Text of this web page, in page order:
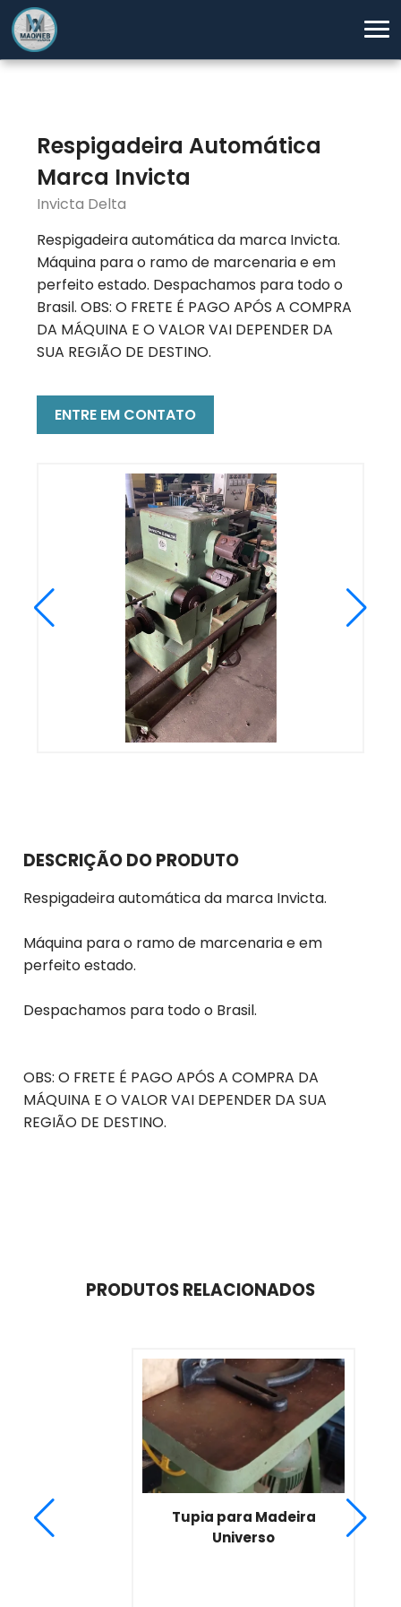
Respigadeira Automática
Marca Invicta
Invicta Delta
Respigadeira automática da marca Invicta.
Máquina para o ramo de marcenaria e em
perfeito estado. Despachamos para todo o
Brasil. OBS: O FRETE É PAGO APÓS A COMPRA
DA MÁQUINA E O VALOR VAI DEPENDER DA
SUA REGIÃO DE DESTINO.
ENTRE EM CONTATO
DESCRIÇÃO DO PRODUTO
Respigadeira automática da marca Invicta.
Máquina para o ramo de marcenaria e em
perfeito estado.
Despachamos para todo o Brasil.
OBS: O FRETE É PAGO APÓS A COMPRA DA
MÁQUINA E O VALOR VAI DEPENDER DA SUA
REGIÃO DE DESTINO.
PRODUTOS RELACIONADOS
Tupia para Madeira
Universo